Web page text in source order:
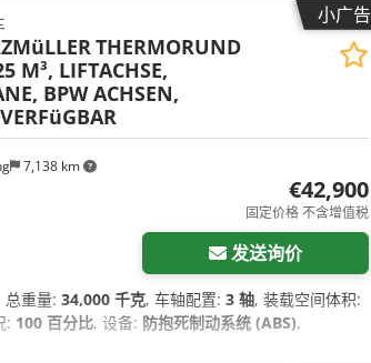
小广告
7,138 km
THERMORUND
M³, LIFTACHSE,
BPW ACHSEN,
€42,900
固定价格 不含增值税
发送询价
总重量: 34,000 千克, 车轴配置: 3 轴, 装载空间体积:
: 100 百分比, 设备: 防抱死制动系统 (ABS),